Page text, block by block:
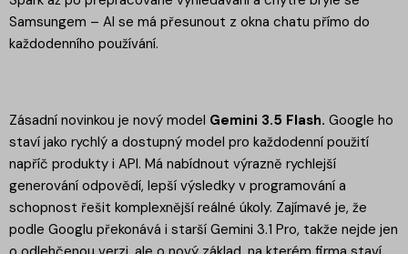
Samsungem – AI se má přesunout z okna chatu přímo do
každodenního používání.
Zásadní novinkou je nový model Gemini 3.5 Flash. Google ho
staví jako rychlý a dostupný model pro každodenní použití
napříč produkty i API. Má nabídnout výrazně rychlejší
generování odpovědí, lepší výsledky v programování a
schopnost řešit komplexnější reálné úkoly. Zajímavé je, že
podle Googlu překonává i starší Gemini 3.1 Pro, takže nejde jen